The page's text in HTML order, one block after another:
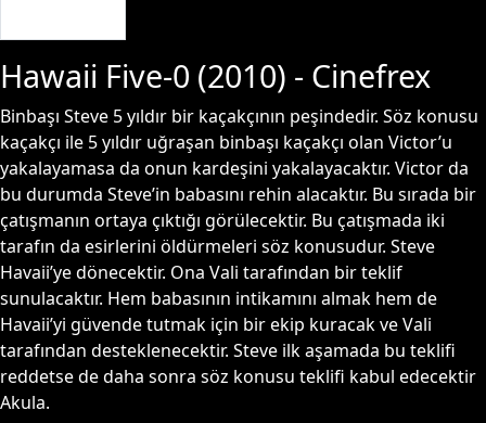
Hawaii Five-0 (2010) - Cinefrex
Binbaşı Steve 5 yıldır bir kaçakçının peşindedir. Söz konusu
kaçakçı ile 5 yıldır uğraşan binbaşı kaçakçı olan Victor’u
yakalayamasa da onun kardeşini yakalayacaktır. Victor da
bu durumda Steve’in babasını rehin alacaktır. Bu sırada bir
çatışmanın ortaya çıktığı görülecektir. Bu çatışmada iki
tarafın da esirlerini öldürmeleri söz konusudur. Steve
Havaii’ye dönecektir. Ona Vali tarafından bir teklif
sunulacaktır. Hem babasının intikamını almak hem de
Havaii’yi güvende tutmak için bir ekip kuracak ve Vali
tarafından desteklenecektir. Steve ilk aşamada bu teklifi
reddetse de daha sonra söz konusu teklifi kabul edecektir
Akula.